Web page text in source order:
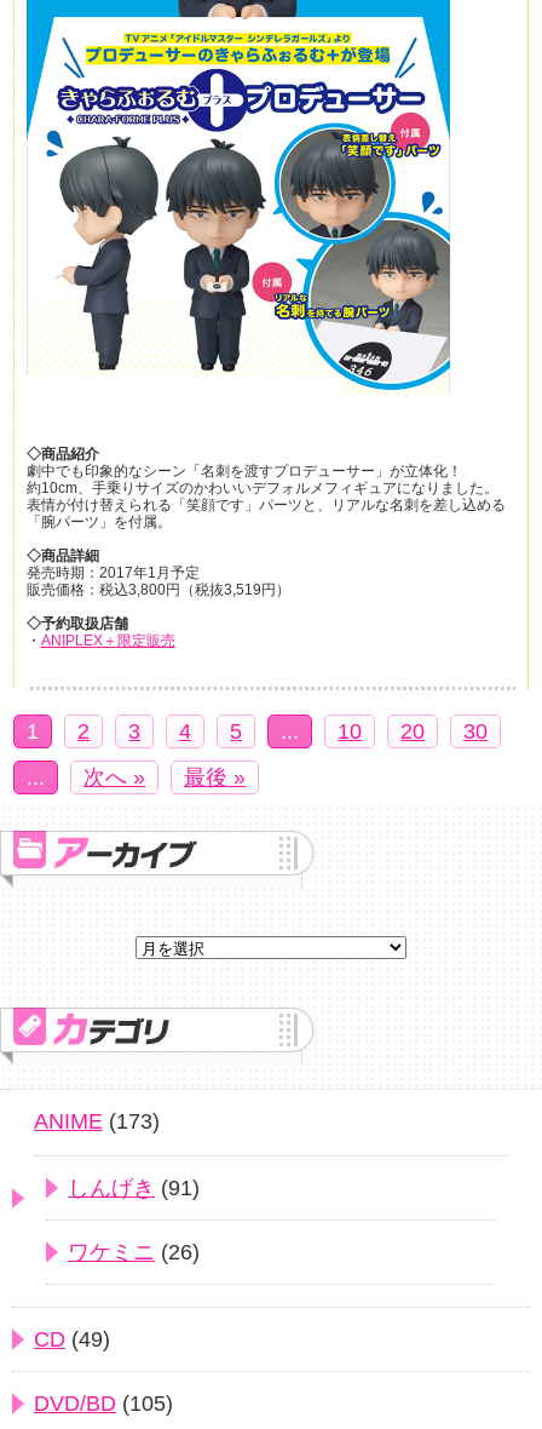
◇商品紹介
劇中でも印象的なシーン「名刺を渡すプロデューサー」が立体化！
約10cm、手乗りサイズのかわいいデフォルメフィギュアになりました。
表情が付け替えられる「笑顔です」パーツと、リアルな名刺を差し込める
「腕パーツ」を付属。
◇商品詳細
発売時期：2017年1月予定
販売価格：税込3,800円（税抜3,519円）
◇予約取扱店舗
・ ANIPLEX＋限定販売
1 2 3 4 5 ... 10 20
30
...
次へ » 最後 »
ANIME (173)
しんげき (91)
ワケミニ (26)
CD (49)
DVD/BD (105)